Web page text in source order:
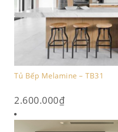
Tủ Bếp Melamine – TB31
2.600.000₫